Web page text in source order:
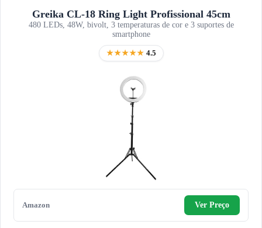
Greika CL-18 Ring Light Profissional 45cm
480 LEDs, 48W, bivolt, 3 temperaturas de cor e 3 suportes de
smartphone
★★★★★ 4.5
Amazon Ver Preço